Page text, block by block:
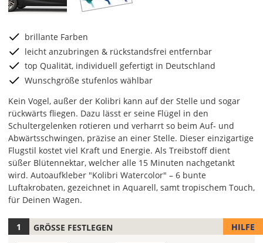
brillante Farben
leicht anzubringen & rückstandsfrei entfernbar
top Qualität, individuell gefertigt in Deutschland
Wunschgröße stufenlos wählbar
Kein Vogel, außer der Kolibri kann auf der Stelle und sogar
rückwärts fliegen. Dazu lässt er seine Flügel in den
Schultergelenken rotieren und verharrt so beim Auf- und
Abwärtsschwingen, präzise an einer Stelle. Dieser einzigartige
Flugstil kostet viel Kraft und Energie. Als Treibstoff dient
süßer Blütennektar, welcher alle 15 Minuten nachgetankt
wird. Autoaufkleber "Kolibri Watercolor" – 6 bunte
Luftakrobaten, gezeichnet in Aquarell, samt tropischem Touch,
für Deinen Wagen.
Lege
GRÖSSE FESTLEGEN HILFE